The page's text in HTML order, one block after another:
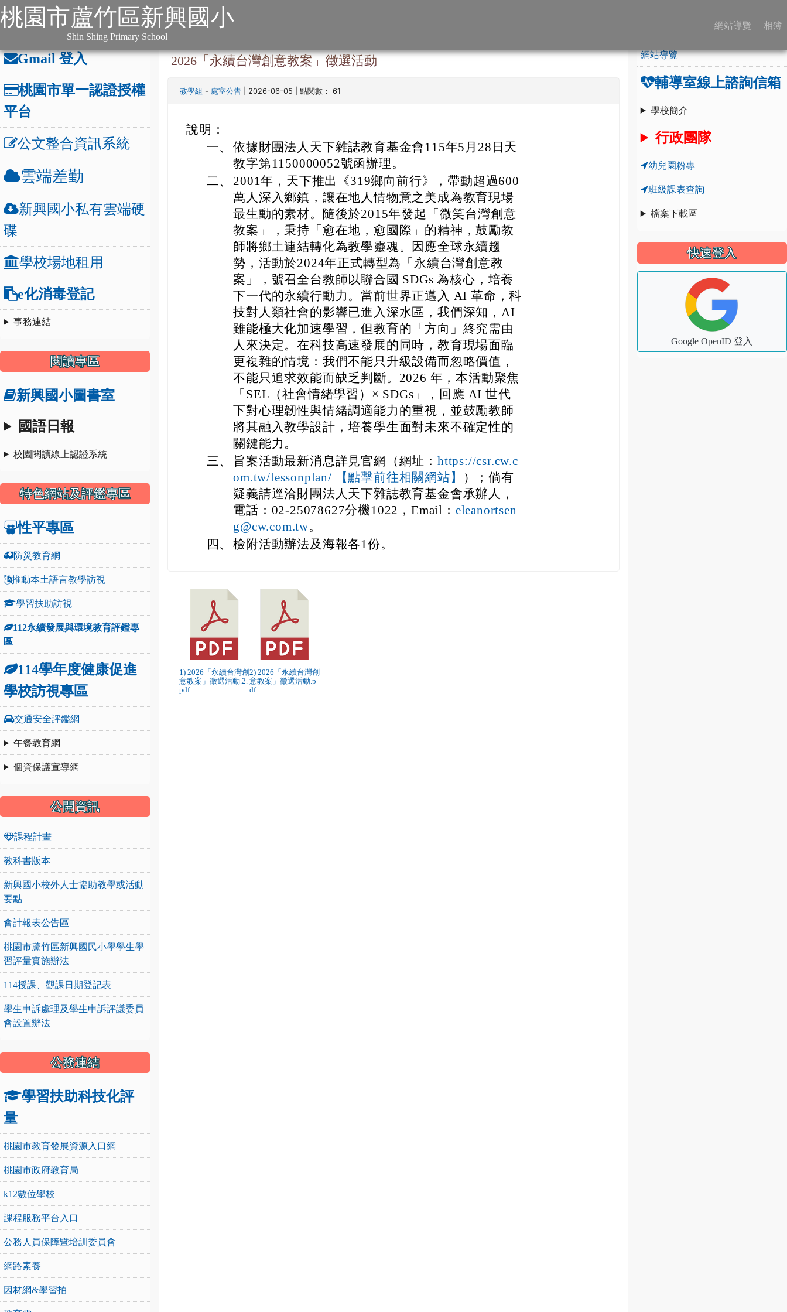
跳到主要內容
網站導覽
桃園市蘆竹區新興國小
Shin Shing Primary School
網站導覽 相簿
本站消息 分月文章
2026「永續台灣創意教案」徵選活動
教學組 - 處室公告 | 2026-06-05 | 點閱數： 61
說明：
一、 依據財團法人天下雜誌教育基金會115年5月28日天
教字第1150000052號函辦理。
二、
2001年，天下推出《319鄉向前行》，帶動超過600
萬人深入鄉鎮，讓在地人情物意之美成為教育現場
最生動的素材。隨後於2015年發起「微笑台灣創意
教案」，秉持「愈在地，愈國際」的精神，鼓勵教
師將鄉土連結轉化為教學靈魂。因應全球永續趨
勢，活動於2024年正式轉型為「永續台灣創意教
案」，號召全台教師以聯合國 SDGs 為核心，培養
下一代的永續行動力。當前世界正邁入 AI 革命，科
技對人類社會的影響已進入深水區，我們深知，AI
雖能極大化加速學習，但教育的「方向」終究需由
人來決定。在科技高速發展的同時，教育現場面臨
更複雜的情境：我們不能只升級設備而忽略價值，
不能只追求效能而缺乏判斷。2026 年，本活動聚焦
「SEL（社會情緒學習）× SDGs」，回應 AI 世代
下對心理韌性與情緒調適能力的重視，並鼓勵教師
將其融入教學設計，培養學生面對未來不確定性的
關鍵能力。
三、
旨案活動最新消息詳見官網（網址：https://csr.cw.c
om.tw/lessonplan/ 【點擊前往相關網站】
）；倘有
疑義請逕洽財團法人天下雜誌教育基金會承辦人，
電話：02-25078627分機1022，Email： eleanortsen
g@cw.com.tw。
四、 檢附活動辦法及海報各1份。
2026「永
創
意
1) 2026「永續台灣創
意教案」徵選活動.2.
pdf
2026「永
創
意
2) 2026「永續台灣創
意教案」徵選活動.p
df
:::
辦公連結
Gmail 登入
桃園市單一認證授權
平台
公文整合資訊系統
雲端差勤
新興國小私有雲端硬
碟
學校場地租用
e化消毒登記
事務連結
閱讀專區
新興國小圖書室
國語日報
校園閱讀線上認證系統
特色網站及評鑑專區
性平專區
防災教育網
推動本土語言教學訪視
學習扶助訪視
112永續發展與環境教育評鑑專
區
114學年度健康促進
學校訪視專區
交通安全評鑑網
午餐教育網
個資保護宣導網
公開資訊
課程計畫
教科書版本
新興國小校外人士協助教學或活動
要點
會計報表公告區
桃園市蘆竹區新興國民小學學生學
習評量實施辦法
114授課、觀課日期登記表
學生申訴處理及學生申訴評議委員
會設置辦法
公務連結
學習扶助科技化評
量
桃園市教育發展資源入口網
桃園市政府教育局
k12數位學校
課程服務平台入口
公務人員保障暨培訓委員會
網路素養
因材網&學習拍
學校簡介
網站導覽
輔導室線上諮詢信箱
學校簡介
行政團隊
幼兒園粉專
班級課表查詢
檔案下載區
快速登入
Google OpenID 登入